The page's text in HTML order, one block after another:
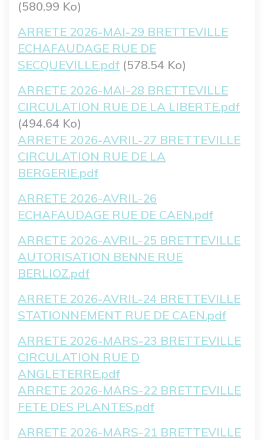
(580.99 Ko)
Fichier
ARRETE 2026-MAI-29 BRETTEVILLE
ECHAFAUDAGE RUE DE
SECQUEVILLE.pdf (578.54 Ko)
Fichier
ARRETE 2026-MAI-28 BRETTEVILLE
CIRCULATION RUE DE LA LIBERTE.pdf
(494.64 Ko)
ARRETE 2026-AVRIL-27 BRETTEVILLE
CIRCULATION RUE DE LA
BERGERIE.pdf
Fichier
ARRETE 2026-AVRIL-26
ECHAFAUDAGE RUE DE CAEN.pdf
Fichier
ARRETE 2026-AVRIL-25 BRETTEVILLE
AUTORISATION BENNE RUE
BERLIOZ.pdf
ARRETE 2026-AVRIL-24 BRETTEVILLE
STATIONNEMENT RUE DE CAEN.pdf
ARRETE 2026-MARS-23 BRETTEVILLE
CIRCULATION RUE D
ANGLETERRE.pdf
ARRETE 2026-MARS-22 BRETTEVILLE
FETE DES PLANTES.pdf
Fichier
ARRETE 2026-MARS-21 BRETTEVILLE